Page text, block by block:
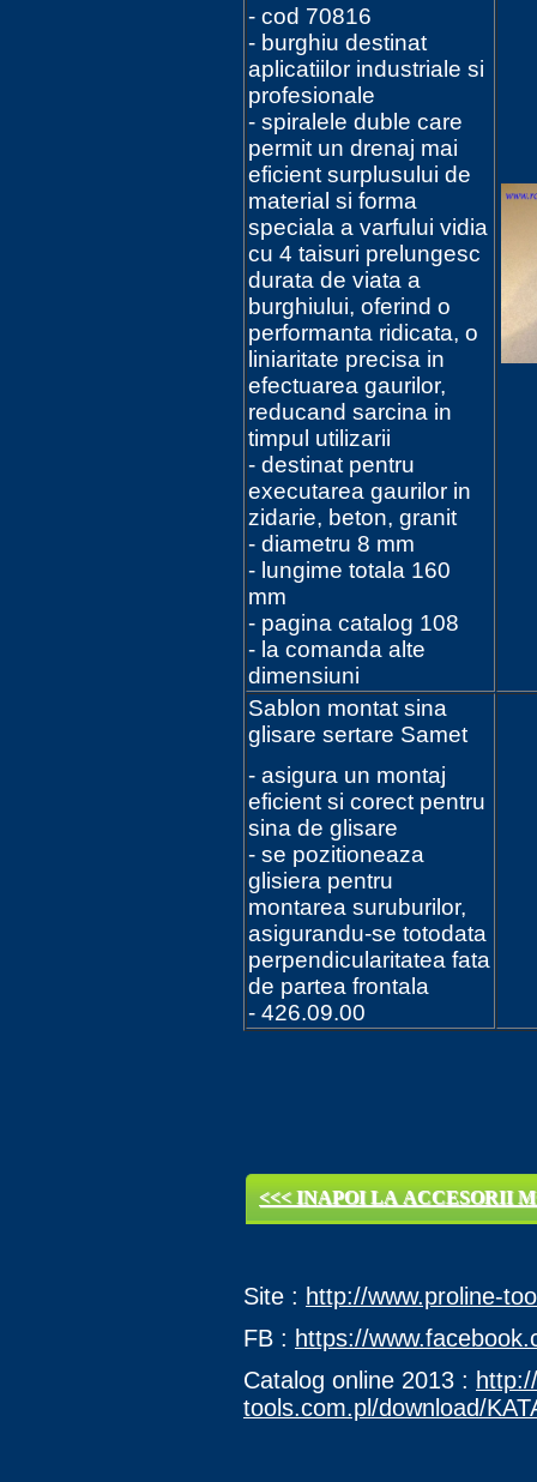
- cod 70816
- burghiu destinat
aplicatiilor industriale si
profesionale
- spiralele duble care
permit un drenaj mai
eficient surplusului de
material si forma
speciala a varfului vidia
cu 4 taisuri prelungesc
durata de viata a
burghiului, oferind o
performanta ridicata, o
liniaritate precisa in
efectuarea gaurilor,
reducand sarcina in
timpul utilizarii
- destinat pentru
executarea gaurilor in
zidarie, beton, granit
- diametru 8 mm
- lungime totala 160
mm
- pagina catalog 108
- la comanda alte
dimensiuni
Sablon montat sina
glisare sertare Samet
- asigura un montaj
eficient si corect pentru
sina de glisare
- se pozitioneaza
glisiera pentru
montarea suruburilor,
asigurandu-se totodata
perpendicularitatea fata
de partea frontala
- 426.09.00
<<< INAPOI LA ACCESORII
Site : http://www.proline-
FB : https://
Catalog online 2013 :
tools.com.pl/download/